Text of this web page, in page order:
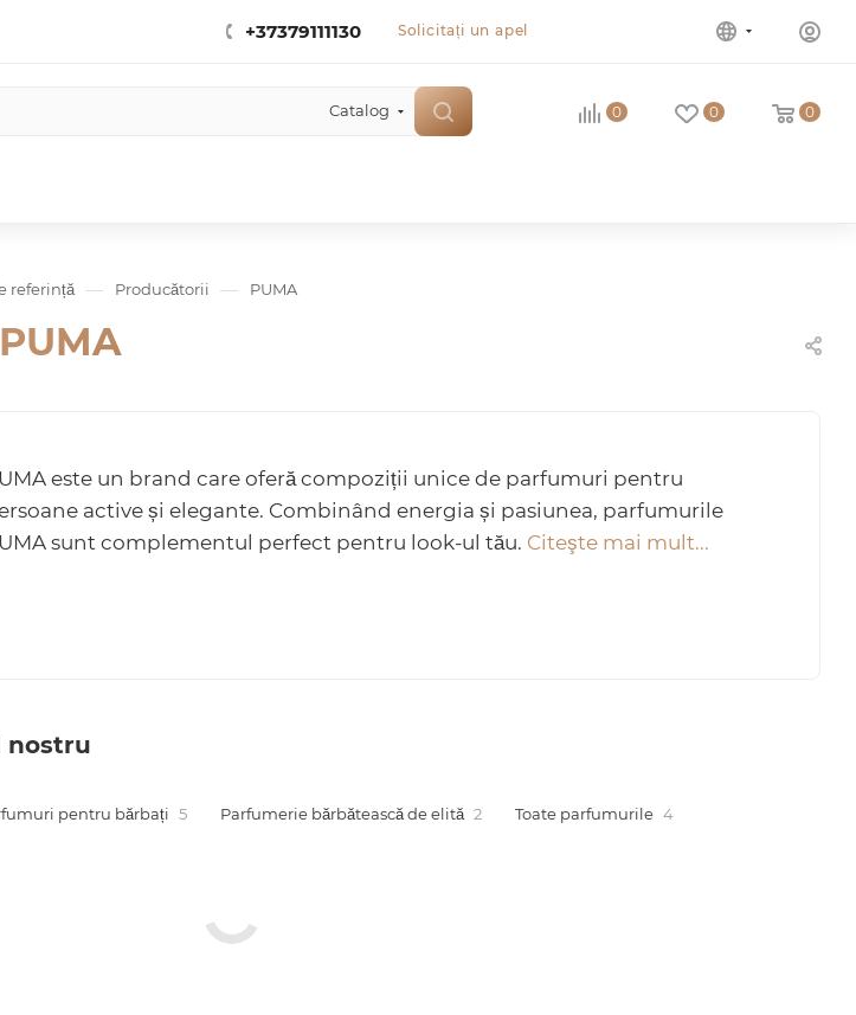
+37379111130 Solicitați un apel
Catalog 0 0 0
referință — Producătorii — PUMA
PUMA
este un brand care oferă compoziții unice de parfumuri pentru
active și elegante. Combinând energia și pasiunea, parfumurile
sunt complementul perfect pentru look-ul tău. Citeşte mai mult...
nostru
pentru bărbați 5 Parfumerie bărbătească de elită 2 Toate parfumurile 4